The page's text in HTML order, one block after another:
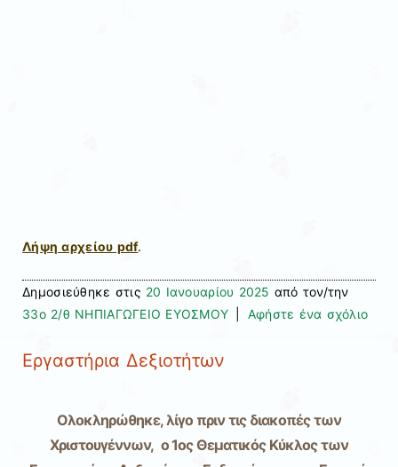
Λήψη αρχείου pdf.
Δημοσιεύθηκε στις 20 Ιανουαρίου 2025 από τον/την
33ο 2/θ ΝΗΠΙΑΓΩΓΕΙΟ ΕΥΟΣΜΟΥ
Αφήστε ένα σχόλιο
Εργαστήρια Δεξιοτήτων
Ολοκληρώθηκε, λίγο πριν τις διακοπές των
Χριστουγέννων, ο 1ος Θεματικός Κύκλος των